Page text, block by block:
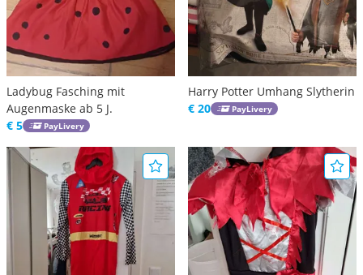
Ladybug Fasching mit
Augenmaske ab 5 J.
€ 5
PayLivery
Harry Potter Umhang Slytherin
€ 20
PayLivery